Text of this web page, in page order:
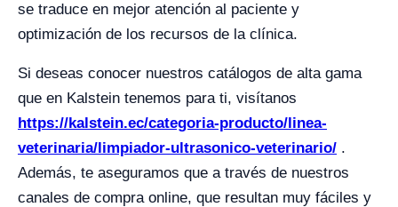
se traduce en mejor atención al paciente y
optimización de los recursos de la clínica.
Si deseas conocer nuestros catálogos de alta gama
que en Kalstein tenemos para ti, visítanos
https://kalstein.ec/categoria-producto/linea-
veterinaria/limpiador-ultrasonico-veterinario/ .
Además, te aseguramos que a través de nuestros
canales de compra online, que resultan muy fáciles y